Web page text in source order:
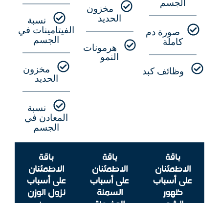
الجسم
صورة دم
كاملة
وظائف كبد
مخزون
الحديد
هرمونات
النمو
نسبة
الفيتامينات في
الجسم
مخزون
الحديد
نسبة
المعادن في
الجسم
باقة
الاطمئنان
على أسباب
ظهور
باقة
الاطمئنان
على أسباب
السمنة
باقة
الاطمئنان
على أسباب
نزول الوزن